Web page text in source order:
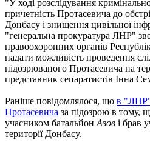
"У ході розслідування
причетність Протасевича до
Донбасу і знищення цивільної
"генеральна прокуратура ЛНР"
правоохоронних органів
надати можливість проведення
підозрюваного Протасевича на
представник сепаратистів Інна
Раніше повідомлялося, що в "ЛНР"
Протасевича за підозрою в тому,
учасником батальйон Азов і брав
території Донбасу.